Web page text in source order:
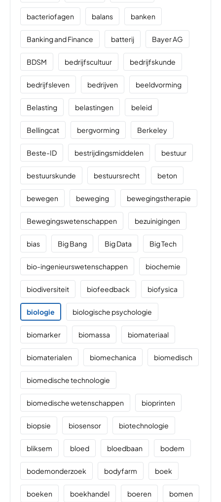
bacteriofagen balans banken
Banking and Finance batterij Bayer AG
BDSM bedrijfscultuur bedrijfskunde
bedrijfsleven bedrijven beeldvorming
Belasting belastingen beleid
Bellingcat bergvorming Berkeley
Beste-ID bestrijdingsmiddelen bestuur
bestuurskunde bestuursrecht beton
bewegen beweging bewegingstherapie
Bewegingswetenschappen bezuinigingen
bias Big Bang Big Data Big Tech
bio-ingenieurswetenschappen biochemie
biodiversiteit biofeedback biofysica
biologie biologische psychologie
biomarker biomassa biomateriaal
biomaterialen biomechanica biomedisch
biomedische technologie
biomedische wetenschappen bioprinten
biopsie biosensor biotechnologie
bliksem bloed bloedbaan bodem
bodemonderzoek bodyfarm boek
boeken boekhandel boeren bomen